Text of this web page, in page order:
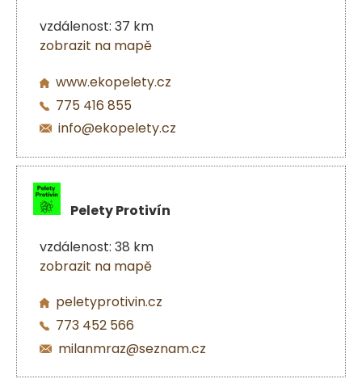
vzdálenost: 37 km
zobrazit na mapě
www.ekopelety.cz
775 416 855
info@ekopelety.cz
Pelety Protivín
vzdálenost: 38 km
zobrazit na mapě
peletyprotivin.cz
773 452 566
milanmraz@seznam.cz